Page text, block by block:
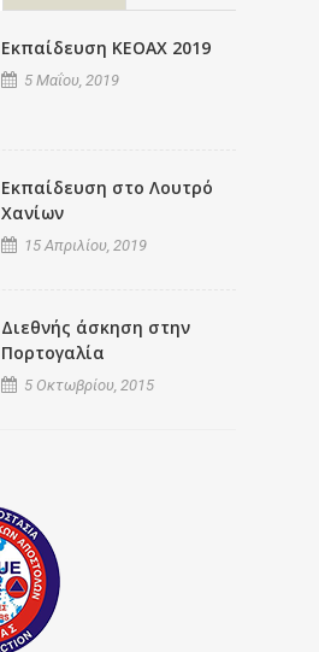
Εκπαίδευση ΚΕΟΑΧ 2019
5 Μαΐου, 2019
Εκπαίδευση στο Λουτρό
Χανίων
15 Απριλίου, 2019
Διεθνής άσκηση στην
Πορτογαλία
5 Οκτωβρίου, 2015